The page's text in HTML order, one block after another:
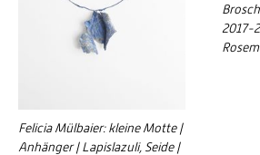
Felicia Mülbaier: kleine Motte |
Anhänger | Lapislazuli, Seide |
2017-